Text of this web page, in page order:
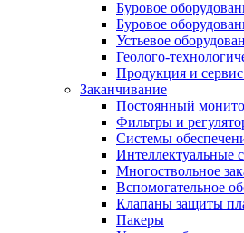
Буровое
Буровое
Устьевое
Геолого-
Продукция и
Заканчивание
Постоянный
Фильтры и
Cистемы
Интеллектуальные
Многоствольное
Вспомогательное
Клапаны защиты
Пакеры